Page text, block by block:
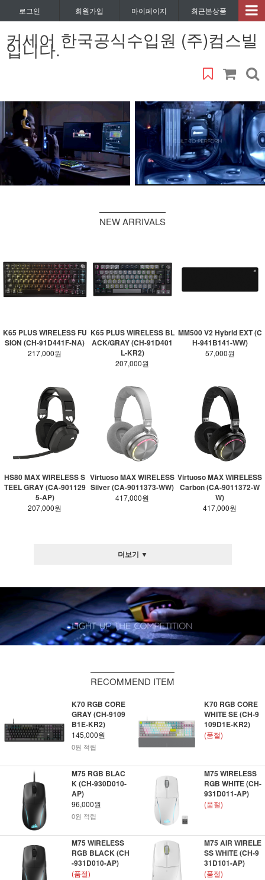
로그인 회원가입 마이페이지 최근본상품
커세어 한국공식수입원 (주)컴스빌
입니다.
NEW ARRIVALS
K65 PLUS WIRELESS FU
SION (CH-91D441F-NA)
217,000원
K65 PLUS WIRELESS BL
ACK/GRAY (CH-91D401
L-KR2)
207,000원
MM500 V2 Hybrid EXT (C
H-941B141-WW)
57,000원
HS80 MAX WIRELESS S
TEEL GRAY (CA-901129
5-AP)
207,000원
Virtuoso MAX WIRELESS
Silver (CA-9011373-WW)
417,000원
Virtuoso MAX WIRELESS
Carbon (CA-9011372-W
W)
417,000원
더보기 ▼
RECOMMEND ITEM
K70 RGB CORE
GRAY (CH-9109
B1E-KR2)
145,000원
0원 적립
K70 RGB CORE
WHITE SE (CH-9
109D1E-KR2)
(품절)
M75 RGB BLAC
K (CH-930D010-
AP)
96,000원
0원 적립
M75 WIRELESS
RGB WHITE (CH-
931D011-AP)
(품절)
M75 WIRELESS
RGB BLACK (CH
-931D010-AP)
(품절)
M75 AIR WIRELE
SS WHITE (CH-9
31D101-AP)
(품절)